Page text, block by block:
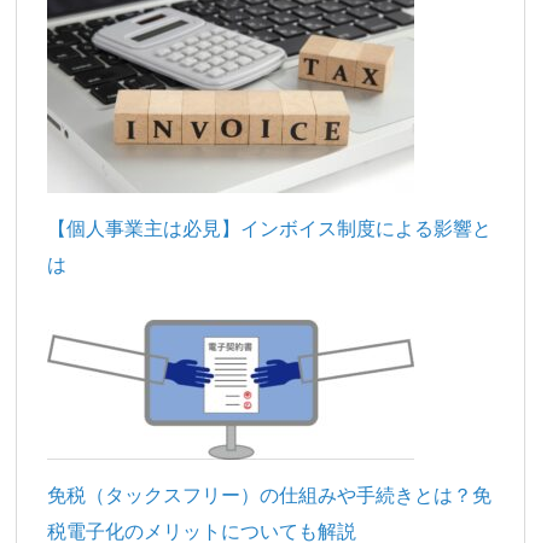
【個人事業主は必見】インボイス制度による影響と
は
免税（タックスフリー）の仕組みや手続きとは？免
税電子化のメリットについても解説